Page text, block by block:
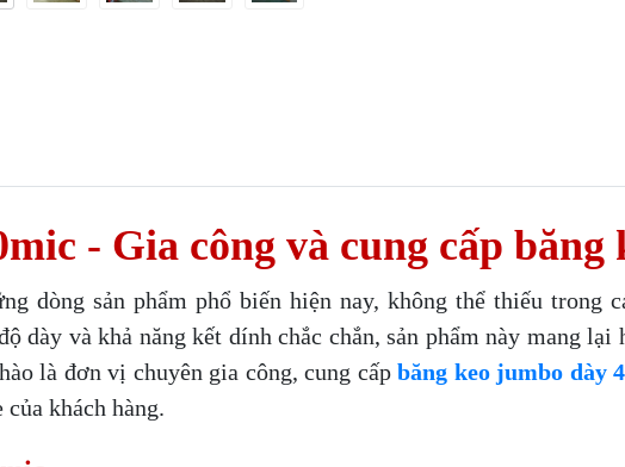
- Gia công và cung cấp
dòng sản phẩm phổ biến hiện nay, không thể thiếu trong
dày và khả năng kết dính chắc chắn, sản phẩm này mang
là đơn vị chuyên gia công, cung cấpbăng keo jumbo dày
khách hàng.